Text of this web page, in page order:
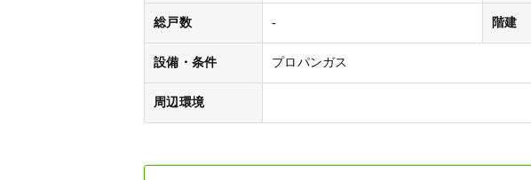
総戸数 - 階建
設備・条件 プロパンガス
周辺環境